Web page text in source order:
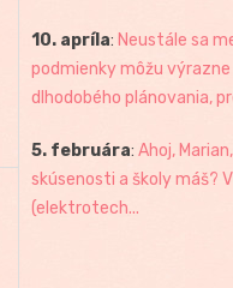
10. apríla: Neustále sa
podmienky môžu
dlhodobého plánovania,
5. februára: Ahoj,
skúsenosti a školy máš?
(elektrotech...